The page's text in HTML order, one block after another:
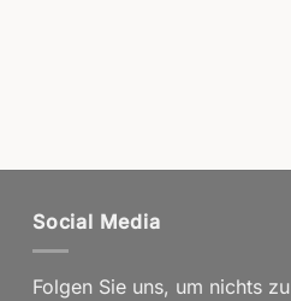
Social Media
Folgen Sie uns, um nichts zu